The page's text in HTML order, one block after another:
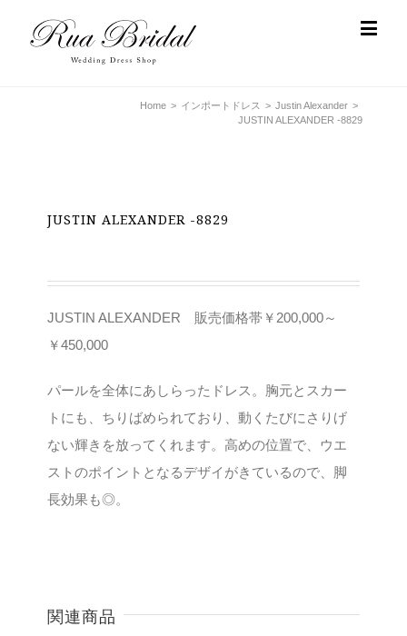
Home > インポートドレス > Justin Alexander >
JUSTIN ALEXANDER -8829
JUSTIN ALEXANDER -8829
JUSTIN ALEXANDER 販売価格帯￥200,000～
￥450,000
パールを全体にあしらったドレス。胸元とスカー
トにも、ちりばめられており、動くたびにさりげ
ない輝きを放ってくれます。高めの位置で、ウエ
ストのポイントとなるデザイがきているので、脚
長効果も◎。
関連商品